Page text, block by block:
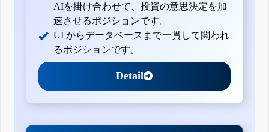
AIを掛け合わせて、投資の意思決定を加
速させるポジションです。
UI からデータベースまで一貫して関われ
るポジションです。
Detail